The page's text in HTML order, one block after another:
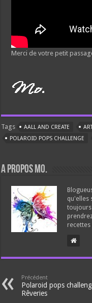
Merci de votre petit
Tags AALL AND CREATE
POLAROID POPS CHALLENGE
A propos Mo.
qu'elles
toujours
Précédent
Polaroid pops
Rêveries